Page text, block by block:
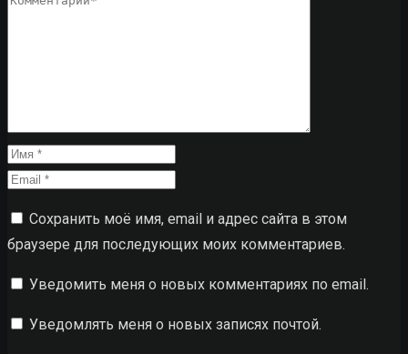
Сохранить моё имя, email и адрес сайта в этом
браузере для последующих моих комментариев.
Уведомить меня о новых комментариях по email.
Уведомлять меня о новых записях почтой.